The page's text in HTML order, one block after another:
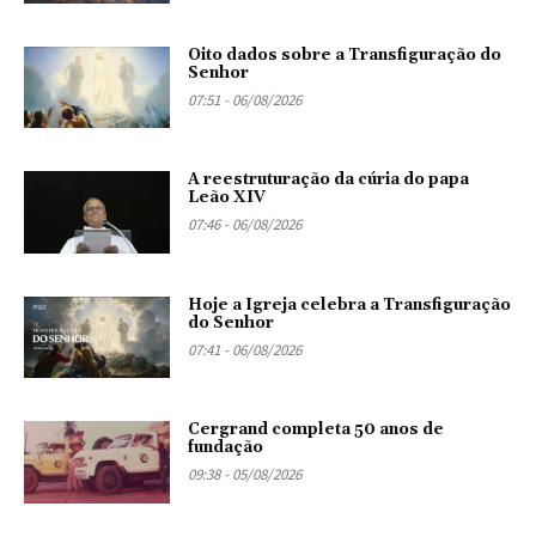
Oito dados sobre a Transfiguração do
Senhor
07:51 - 06/08/2026
A reestruturação da cúria do papa
Leão XIV
07:46 - 06/08/2026
Hoje a Igreja celebra a Transfiguração
do Senhor
07:41 - 06/08/2026
Cergrand completa 50 anos de
fundação
09:38 - 05/08/2026